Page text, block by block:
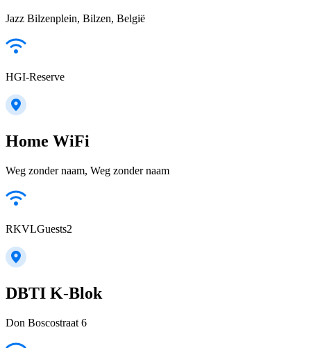
Jazz Bilzenplein, Bilzen, België
HGI-Reserve
Home WiFi
Weg zonder naam, Weg zonder naam
RKVLGuests2
DBTI K-Blok
Don Boscostraat 6